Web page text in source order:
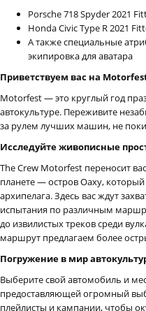
Porsche 718 Spyder 2021
Honda Civic Type R 2021
А также специальные
экипировка для аватара
Приветствуем вас на
Motorfest — это круглый год
автокультуре. Переживите
за рулем лучших машин, не
Исследуйте живописные
The Crew Motorfest переносит
планете — остров Оаху, который
архипелага. Здесь вас ждут
испытания по различным
до извилистых треков среди
маршрут предлагаем более
Погружение в мир
Выберите свой автомобиль и
предоставляющей огромный
плейлисты и кампании, чтобы